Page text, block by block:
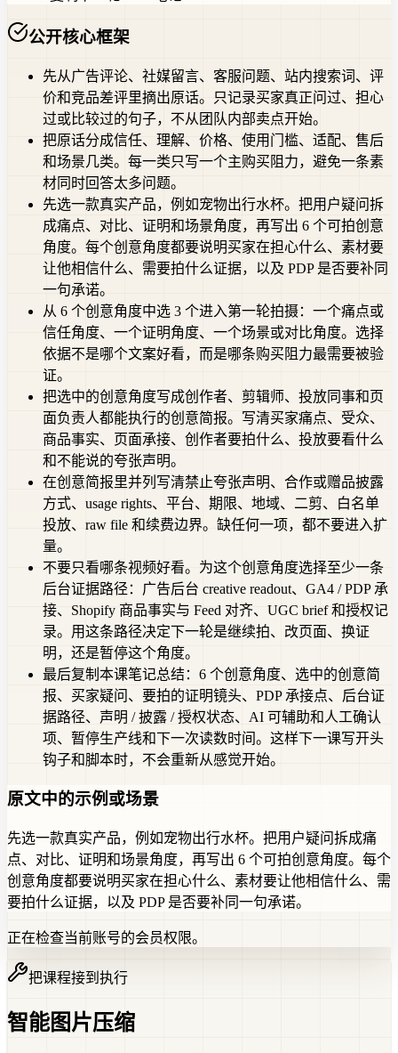
公开核心框架
先从广告评论、社媒留言、客服问题、站内搜索词、评
价和竞品差评里摘出原话。只记录买家真正问过、担心
过或比较过的句子，不从团队内部卖点开始。
把原话分成信任、理解、价格、使用门槛、适配、售后
和场景几类。每一类只写一个主购买阻力，避免一条素
材同时回答太多问题。
先选一款真实产品，例如宠物出行水杯。把用户疑问拆
成痛点、对比、证明和场景角度，再写出 6 个可拍创意
角度。每个创意角度都要说明买家在担心什么、素材要
让他相信什么、需要拍什么证据，以及 PDP 是否要补同
一句承诺。
从 6 个创意角度中选 3 个进入第一轮拍摄：一个痛点或
信任角度、一个证明角度、一个场景或对比角度。选择
依据不是哪个文案好看，而是哪条购买阻力最需要被验
证。
把选中的创意角度写成创作者、剪辑师、投放同事和页
面负责人都能执行的创意简报。写清买家痛点、受众、
商品事实、页面承接、创作者要拍什么、投放要看什么
和不能说的夸张声明。
在创意简报里并列写清禁止夸张声明、合作或赠品披露
方式、usage rights、平台、期限、地域、二剪、白名单
投放、raw file 和续费边界。缺任何一项，都不要进入扩
量。
不要只看哪条视频好看。为这个创意角度选择至少一条
后台证据路径：广告后台 creative readout、GA4 / PDP 承
接、Shopify 商品事实与 Feed 对齐、UGC brief 和授权记
录。用这条路径决定下一轮是继续拍、改页面、换证
明，还是暂停这个角度。
最后复制本课笔记总结：6 个创意角度、选中的创意简
报、买家疑问、要拍的证明镜头、PDP 承接点、后台证
据路径、声明 / 披露 / 授权状态、AI 可辅助和人工确认
项、暂停生产线和下一次读数时间。这样下一课写开头
钩子和脚本时，不会重新从感觉开始。
原文中的示例或场景
先选一款真实产品，例如宠物出行水杯。把用户疑问拆成痛
点、对比、证明和场景角度，再写出 6 个可拍创意角度。每个
创意角度都要说明买家在担心什么、素材要让他相信什么、需
要拍什么证据，以及 PDP 是否要补同一句承诺。
正在检查当前账号的会员权限。
把课程接到执行
智能图片压缩